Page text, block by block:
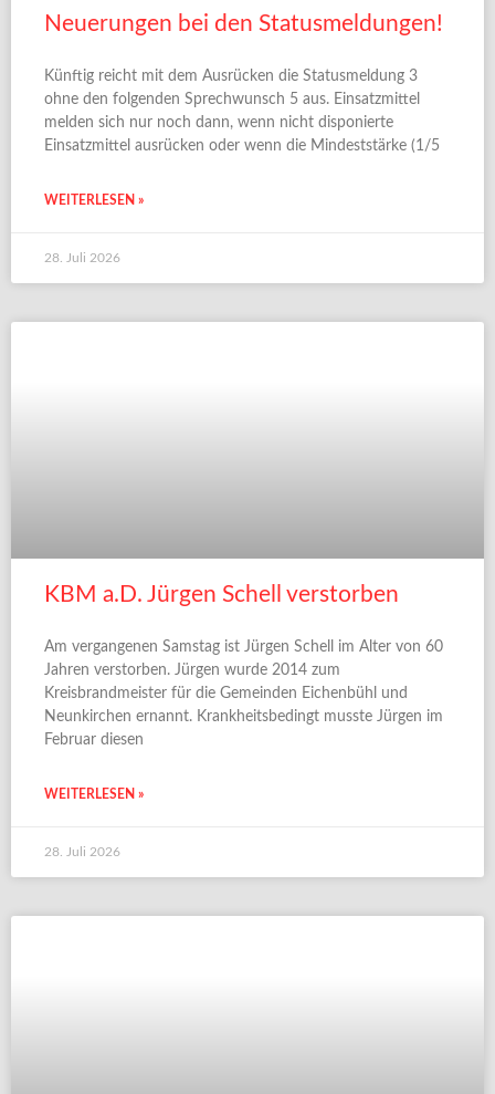
Neuerungen bei den Statusmeldungen!
Künftig reicht mit dem Ausrücken die Statusmeldung 3
ohne den folgenden Sprechwunsch 5 aus. Einsatzmittel
melden sich nur noch dann, wenn nicht disponierte
Einsatzmittel ausrücken oder wenn die Mindeststärke (1/5
WEITERLESEN »
28. Juli 2026
KBM a.D. Jürgen Schell verstorben
Am vergangenen Samstag ist Jürgen Schell im Alter von 60
Jahren verstorben. Jürgen wurde 2014 zum
Kreisbrandmeister für die Gemeinden Eichenbühl und
Neunkirchen ernannt. Krankheitsbedingt musste Jürgen im
Februar diesen
WEITERLESEN »
28. Juli 2026